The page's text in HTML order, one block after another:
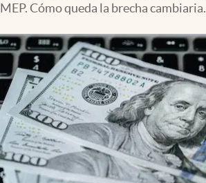
Clase
Clima
Mundial 2026
Eventos Corporativos
El Cronista Studio
Mediakit
MEP. Cómo queda la brecha cambiaria.